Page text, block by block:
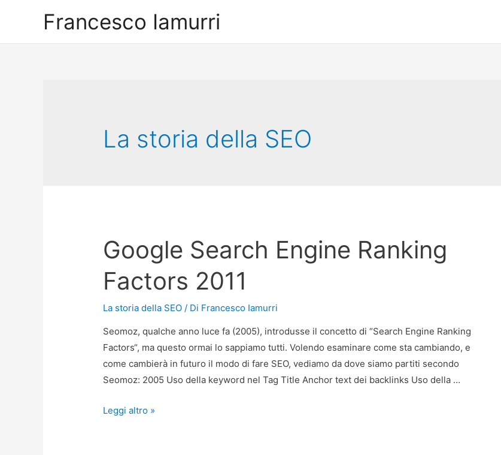
Francesco Iamurri
La storia della SEO
Google Search Engine Ranking
Factors 2011
La storia della SEO / Di Francesco Iamurri
Seomoz, qualche anno luce fa (2005), introdusse il concetto di “Search Engine Ranking
Factors“, ma questo ormai lo sappiamo tutti. Volendo esaminare come sta cambiando, e
come cambierà in futuro il modo di fare SEO, vediamo da dove siamo partiti secondo
Seomoz: 2005 Uso della keyword nel Tag Title Anchor text dei backlinks Uso della …
Google
Leggi altro »